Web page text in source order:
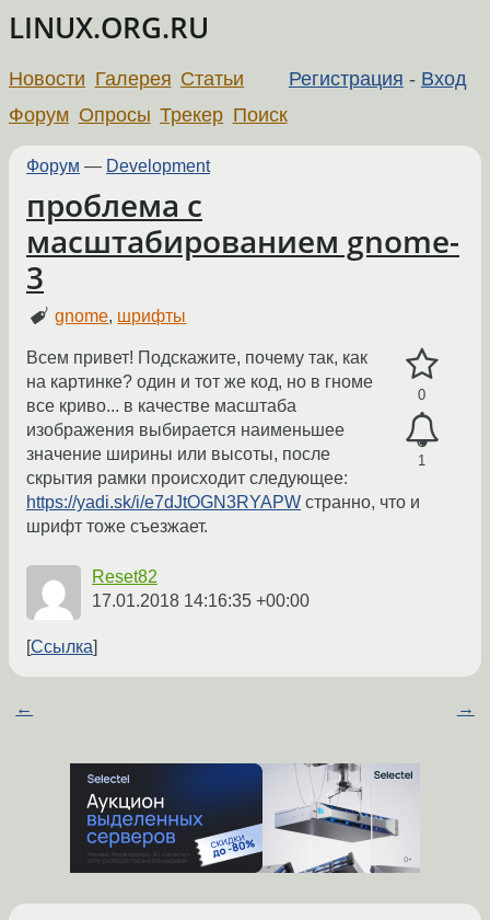
LINUX.ORG.RU
Регистрация - Вход
Новости Галерея Статьи
Форум Опросы Трекер Поиск
Форум — Development
проблема с
масштабированием gnome-
3
gnome, шрифты
0
1
Всем привет! Подскажите, почему так, как
на картинке? один и тот же код, но в гноме
все криво... в качестве масштаба
изображения выбирается наименьшее
значение ширины или высоты, после
скрытия рамки происходит следующее:
https://yadi.sk/i/e7dJtOGN3RYAPW странно, что и
шрифт тоже съезжает.
Reset82
17.01.2018 14:16:35 +00:00
Ссылка
← →